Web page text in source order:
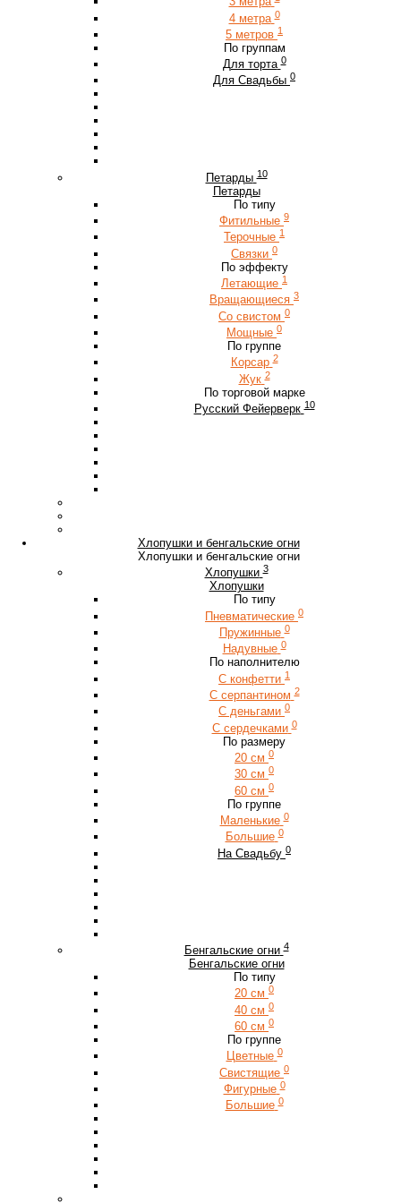
4 метра 0
5 метров 1
По группам
Для торта 0
Для Свадьбы 0
Петарды 10
Петарды
По типу
Фитильные 9
Терочные 1
Связки 0
По эффекту
Летающие 1
Вращающиеся 3
Со свистом 0
Мощные 0
По группе
Корсар 2
Жук 2
По торговой марке
Русский Фейерверк 10
Хлопушки и бенгальские огни
Хлопушки и бенгальские огни
Хлопушки 3
Хлопушки
По типу
Пневматические 0
Пружинные 0
Надувные 0
По наполнителю
С конфетти 1
С серпантином 2
С деньгами 0
С сердечками 0
По размеру
20 см 0
30 см 0
60 см 0
По группе
Маленькие 0
Большие 0
На Свадьбу 0
Бенгальские огни 4
Бенгальские огни
По типу
20 см 0
40 см 0
60 см 0
По группе
Цветные 0
Свистящие 0
Фигурные 0
Большие 0